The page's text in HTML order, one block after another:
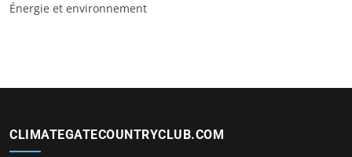
Énergie et environnement
CLIMATEGATECOUNTRYCLUB.COM